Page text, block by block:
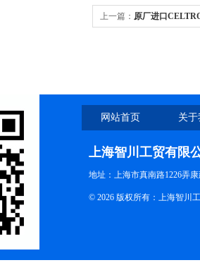
上一篇： 原厂进口
网站首页 关
上海智川工贸有限
地址：上海市真南路1226弄
© 2026 版权所有：上海智川